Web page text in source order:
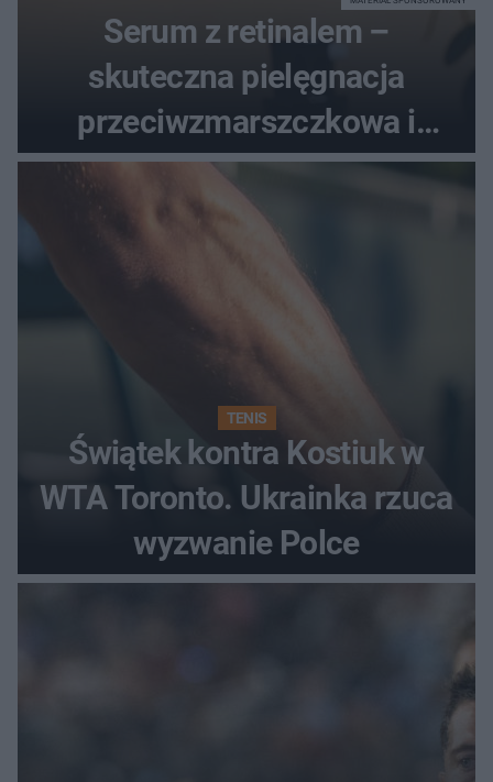
Serum z retinalem –
skuteczna pielęgnacja
przeciwzmarszczkowa i
regenerująca
TENIS
Świątek kontra Kostiuk w
WTA Toronto. Ukrainka rzuca
wyzwanie Polce